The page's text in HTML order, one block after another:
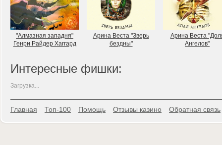
"Алмазная западня"
Генри Райдер Хаггард
Арина Веста "Зверь
бездны"
Арина Веста
Ангелов"
Интересные фишки:
Загрузка...
Главная Топ-100 Помощь Отзывы казино Обратная связь